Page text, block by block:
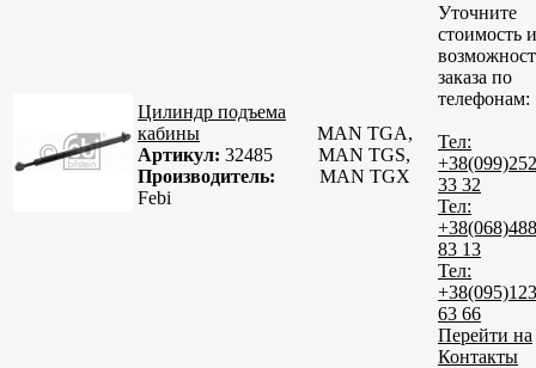
Цилиндр подъема
кабины
Артикул: 32485
Производитель:
Febi
MAN TGA,
MAN TGS,
MAN TGX
Уточните
стоимость и
заказа по
телефонам:
Тел:
+38(099)252
33 32
Тел:
+38(068)488
83 13
Тел:
+38(095)123
63 66
Перейти на
Контакты